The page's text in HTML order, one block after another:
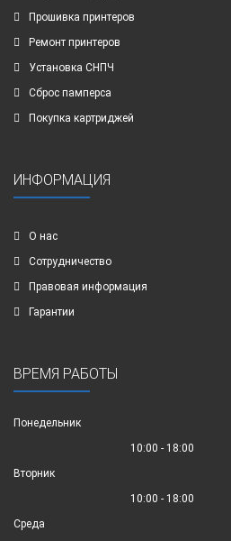
Прошивка принтеров
Ремонт принтеров
Установка СНПЧ
Сброс памперса
Покупка картриджей
ИНФОРМАЦИЯ
О нас
Сотрудничество
Правовая информация
Гарантии
ВРЕМЯ РАБОТЫ
Понедельник
10:00 - 18:00
Вторник
10:00 - 18:00
Среда